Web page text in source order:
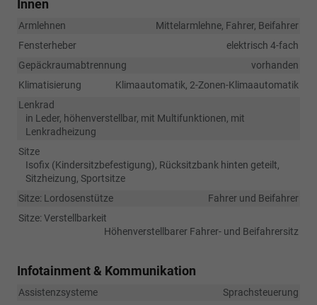
Innen
Armlehnen
Mittelarmlehne, Fahrer, Beifahrer
Fensterheber
elektrisch 4-fach
Gepäckraumabtrennung
vorhanden
Klimatisierung
Klimaautomatik, 2-Zonen-Klimaautomatik
Lenkrad
in Leder, höhenverstellbar, mit Multifunktionen, mit
Lenkradheizung
Sitze
Isofix (Kindersitzbefestigung), Rücksitzbank hinten geteilt,
Sitzheizung, Sportsitze
Sitze: Lordosenstütze
Fahrer und Beifahrer
Sitze: Verstellbarkeit
Höhenverstellbarer Fahrer- und Beifahrersitz
Infotainment & Kommunikation
Assistenzsysteme
Sprachsteuerung